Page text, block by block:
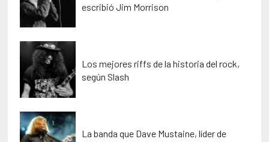
escribió Jim Morrison
Los mejores riffs de la historia del rock,
según Slash
La banda que Dave Mustaine, líder de